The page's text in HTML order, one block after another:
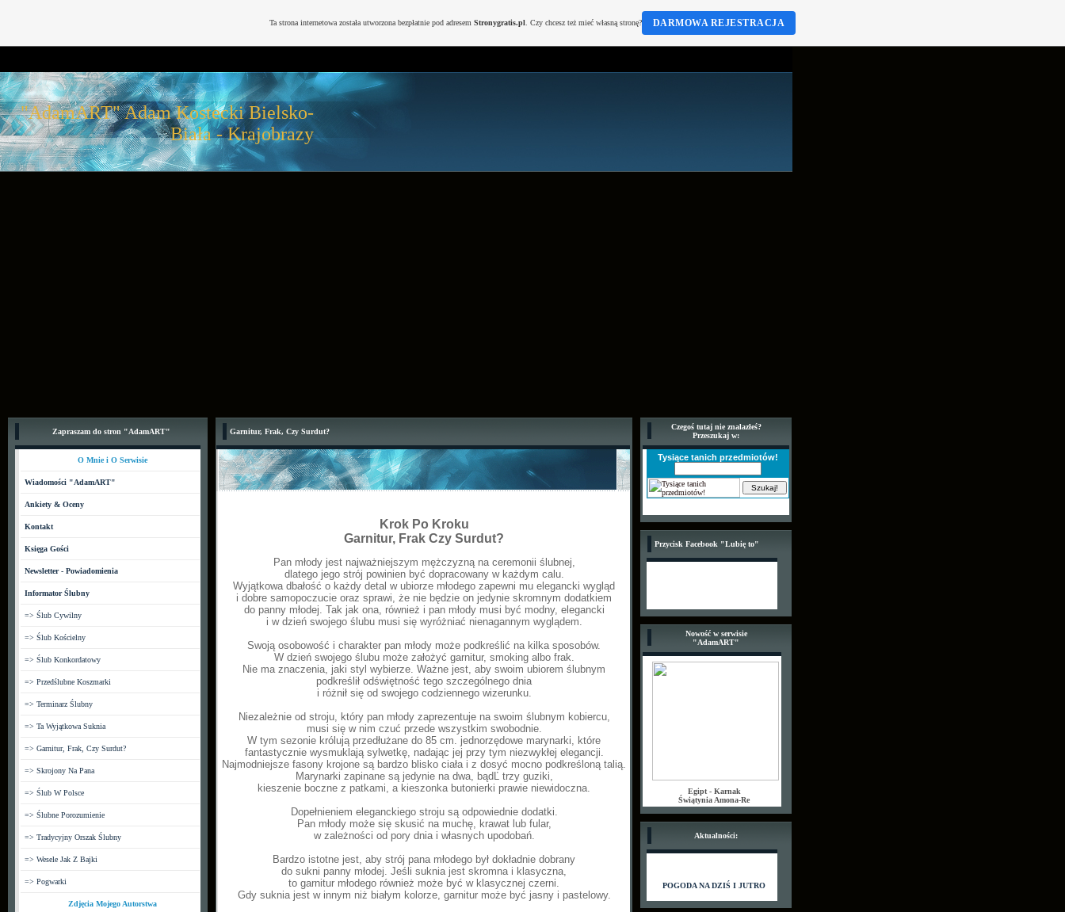
"AdamART" Adam Kostecki Bielsko-
Biała - Krajobrazy
Zapraszam do stron "AdamART"
O Mnie i O Serwisie
Wiadomości "AdamART"
Ankiety & Oceny
Kontakt
Księga Gości
Newsletter - Powiadomienia
Informator Ślubny
=> Ślub Cywilny
=> Ślub Kościelny
=> Ślub Konkordatowy
=> Przedślubne Koszmarki
=> Terminarz Ślubny
=> Ta Wyjątkowa Suknia
=> Garnitur, Frak, Czy Surdut?
=> Skrojony Na Pana
=> Ślub W Polsce
=> Ślubne Porozumienie
=> Tradycyjny Orszak Ślubny
=> Wesele Jak Z Bajki
=> Pogwarki
Zdjęcia Mojego Autorstwa
Garnitur, Frak, Czy Surdut?
Krok Po Kroku
Garnitur, Frak Czy Surdut?
Pan młody jest najważniejszym mężczyzną na ceremonii ślubnej,
dlatego jego strój powinien być dopracowany w każdym calu.
Wyjątkowa dbałość o każdy detal w ubiorze młodego zapewni mu elegancki wygląd
i dobre samopoczucie oraz sprawi, że nie będzie on jedynie skromnym dodatkiem
do panny młodej. Tak jak ona, również i pan młody musi być modny, elegancki
i w dzień swojego ślubu musi się wyróżniać nienagannym wyglądem.
Swoją osobowość i charakter pan młody może podkreślić na kilka sposobów.
W dzień swojego ślubu może założyć garnitur, smoking albo frak.
Nie ma znaczenia, jaki styl wybierze. Ważne jest, aby swoim ubiorem ślubnym
podkreślił odświętność tego szczególnego dnia
i różnił się od swojego codziennego wizerunku.
Niezależnie od stroju, który pan młody zaprezentuje na swoim ślubnym kobiercu,
musi się w nim czuć przede wszystkim swobodnie.
W tym sezonie królują przedłużane do 85 cm. jednorzędowe marynarki, które
fantastycznie wysmuklają sylwetkę, nadając jej przy tym niezwykłej elegancji.
Najmodniejsze fasony krojone są bardzo blisko ciała i z dosyć mocno podkreśloną talią.
Marynarki zapinane są jedynie na dwa, bądĽ trzy guziki,
kieszenie boczne z patkami, a kieszonka butonierki prawie niewidoczna.
Dopełnieniem eleganckiego stroju są odpowiednie dodatki.
Pan młody może się skusić na muchę, krawat lub fular,
w zależności od pory dnia i własnych upodobań.
Bardzo istotne jest, aby strój pana młodego był dokładnie dobrany
do sukni panny młodej. Jeśli suknia jest skromna i klasyczna,
to garnitur młodego również może być w klasycznej czerni.
Gdy suknia jest w innym niż białym kolorze, garnitur może być jasny i pastelowy.
Czegoś tutaj nie znalazłeś?
Przeszukaj w:
Tysiące tanich przedmiotów!
Przycisk Facebook "Lubię to"
Nowość w serwisie
"AdamART"
Egipt - Karnak
Świątynia Amona-Re
Aktualności:
POGODA NA DZIŚ I JUTRO
Ta strona internetowa została utworzona bezpłatnie pod adresem Stronygratis.pl . Czy chcesz też mieć własną stronę? DARMOWA REJESTRACJA